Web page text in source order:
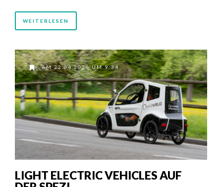
WEITERLESEN
AM 22.04.2026 UM 9:34
LIGHT ELECTRIC VEHICLES AUF